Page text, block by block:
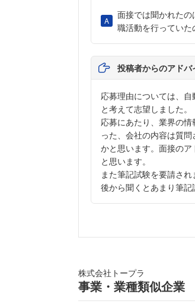
面接では聞かれた
職活動を行っていた
投稿者からのアドバ
応募理由については、
と考えて志望しました。
応募にあたり、業界の
った、会社の内容は質
かと思います。面接の
と思います。
また筆記試験を要請され
後から聞くとあまり筆記
株式会社トープラ
事業・業種類似企業